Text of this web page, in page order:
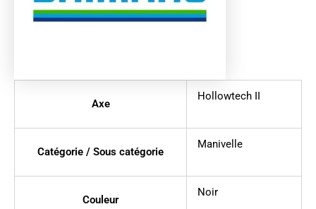
Axe
Hollowtech II
Catégorie / Sous catégorie
Manivelle
Couleur
Noir